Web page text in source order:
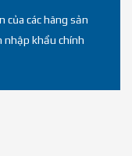
của các hãng sản
nhập khẩu chính